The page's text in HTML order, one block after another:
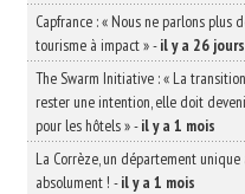
Capfrance : « Nous ne parlons plus
tourisme à impact »-il y a 26 jours
The Swarm Initiative : « La
rester une intention, elle doit
pour les hôtels »-il y a 1 mois
La Corrèze, un département
absolument ! -il y a 1 mois